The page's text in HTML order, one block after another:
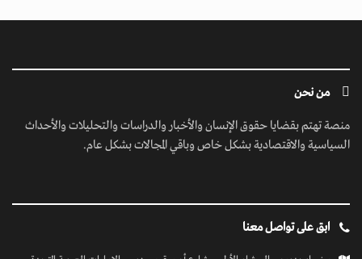
من نحن
منصة تهتم بقضايا حقوق الإنسان والأخبار والدراسات والتحليلات والأحداث
السياسية والاقتصادية بشكل خاص وباقي المجالات بشكل عام.
ابق على تواصل معنا